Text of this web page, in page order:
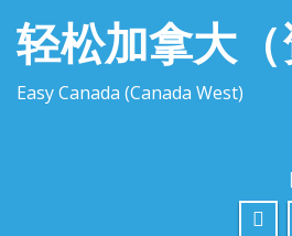
轻松加拿大（
Easy Canada (Canada West)